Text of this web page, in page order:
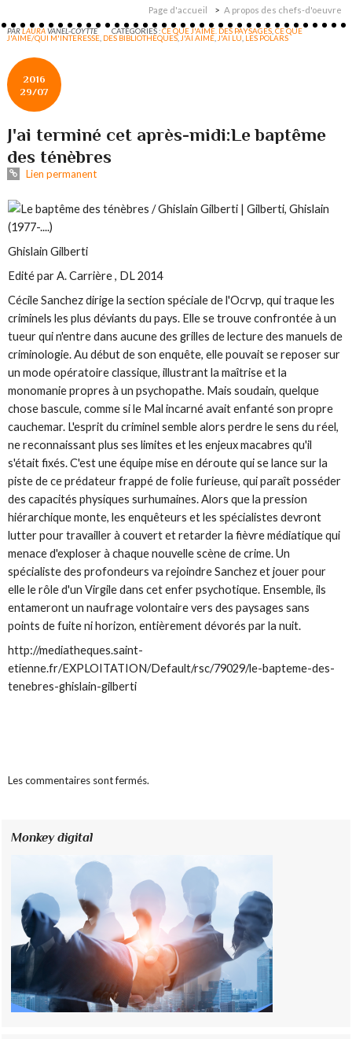
Page d'accueil A propos des chefs-d'oeuvre
PARLAURAVANEL-COYTTE CATÉGORIES :CE QUE J'AIME. DES PAYSAGES ,CE QUE
J'AIME/QUI M'INTERESSE DES BIBLIOTHÈQUES, J'AI AIMÉ J'AI LU LES POLARS
2016
29/07
J'ai terminé cet après-midi:Le baptême
des ténèbres
Lien permanent
Ghislain Gilberti
Edité par A. Carrière , DL 2014
Cécile Sanchez dirige la section spéciale de l'Ocrvp, qui traque les
criminels les plus déviants du pays. Elle se trouve confrontée à un
tueur qui n'entre dans aucune des grilles de lecture des manuels de
criminologie. Au début de son enquête, elle pouvait se reposer sur
un mode opératoire classique, illustrant la maîtrise et la
monomanie propres à un psychopathe. Mais soudain, quelque
chose bascule, comme si le Mal incarné avait enfanté son propre
cauchemar. L'esprit du criminel semble alors perdre le sens du réel,
ne reconnaissant plus ses limites et les enjeux macabres qu'il
s'était fixés. C'est une équipe mise en déroute qui se lance sur la
piste de ce prédateur frappé de folie furieuse, qui paraît posséder
des capacités physiques surhumaines. Alors que la pression
hiérarchique monte, les enquêteurs et les spécialistes devront
lutter pour travailler à couvert et retarder la fièvre médiatique qui
menace d'exploser à chaque nouvelle scène de crime. Un
spécialiste des profondeurs va rejoindre Sanchez et jouer pour
elle le rôle d'un Virgile dans cet enfer psychotique. Ensemble, ils
entameront un naufrage volontaire vers des paysages sans
points de fuite ni horizon, entièrement dévorés par la nuit.
http://mediatheques.saint-
etienne.fr/EXPLOITATION/Default/rsc/79029/le-bapteme-des-
tenebres-ghislain-gilberti
Les commentaires sont fermés.
Monkey digital